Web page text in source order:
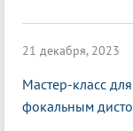
21 декабря, 2023
Мастер-класс
фокальным